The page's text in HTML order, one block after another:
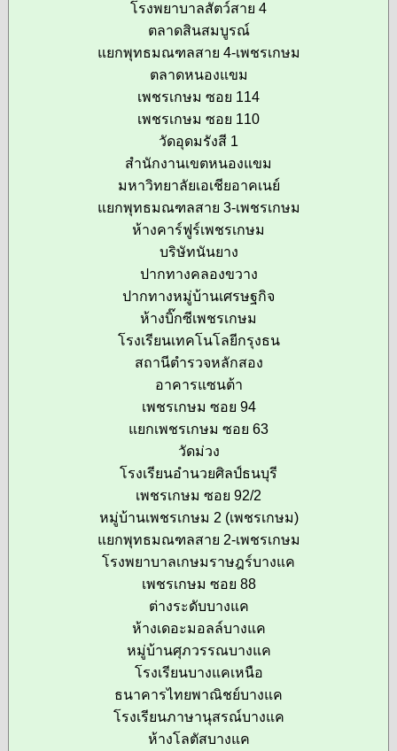
โรงพยาบาลสัตว์สาย 4
ตลาดสินสมบูรณ์
แยกพุทธมณฑลสาย 4-เพชรเกษม
ตลาดหนองแขม
เพชรเกษม ซอย 114
เพชรเกษม ซอย 110
วัดอุดมรังสี 1
สำนักงานเขตหนองแขม
มหาวิทยาลัยเอเชียอาคเนย์
แยกพุทธมณฑลสาย 3-เพชรเกษม
ห้างคาร์ฟูร์เพชรเกษม
บริษัทนันยาง
ปากทางคลองขวาง
ปากทางหมู่บ้านเศรษฐกิจ
ห้างบิ๊กซีเพชรเกษม
โรงเรียนเทคโนโลยีกรุงธน
สถานีตำรวจหลักสอง
อาคารแซนต้า
เพชรเกษม ซอย 94
แยกเพชรเกษม ซอย 63
วัดม่วง
โรงเรียนอำนวยศิลป์ธนบุรี
เพชรเกษม ซอย 92/2
หมู่บ้านเพชรเกษม 2 (เพชรเกษม)
แยกพุทธมณฑลสาย 2-เพชรเกษม
โรงพยาบาลเกษมราษฎร์บางแค
เพชรเกษม ซอย 88
ต่างระดับบางแค
ห้างเดอะมอลล์บางแค
หมู่บ้านศุภวรรณบางแค
โรงเรียนบางแคเหนือ
ธนาคารไทยพาณิชย์บางแค
โรงเรียนภาษานุสรณ์บางแค
ห้างโลตัสบางแค